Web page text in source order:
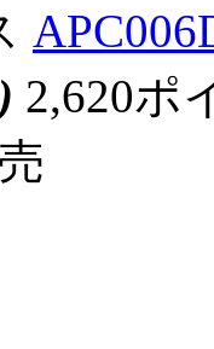
2,620ポ